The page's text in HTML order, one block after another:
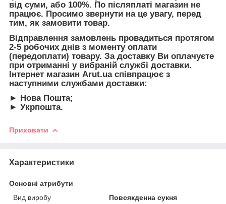
від суми, або 100%. По післяплаті магазин не
працює. Просимо звернути на це увагу, перед
тим, як замовити товар.
Відправлення замовлень провадиться протягом
2-5 робочих днів з моменту оплати
(передоплати) товару. За доставку Ви оплачуєте
при отриманні у вибраній службі доставки.
Інтернет магазин Arut.ua співпрацює з
наступними службами доставки:
► Нова Пошта;
► Укрпошта.
Приховати
Характеристики
Основні атрибути
Вид виробу
Повсякденна сукня